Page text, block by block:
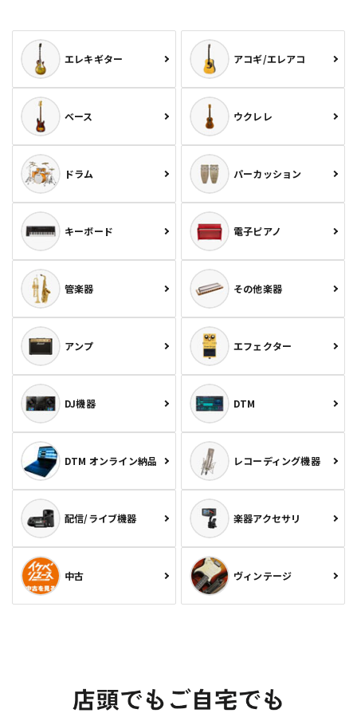
エレキギター アコギ/エレアコ
ベース ウクレレ
ドラム パーカッション
キーボード 電子ピアノ
管楽器 その他楽器
アンプ エフェクター
DJ機器 DTM
DTM オンライン納品 レコーディング機器
配信/ライブ機器 楽器アクセサリ
中古 ヴィンテージ